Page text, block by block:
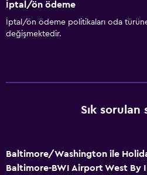
İptal/ön ödeme
İptal/ön ödeme politikaları oda
değişmektedir.
Sık sorulan
Baltimore/Washington ile
Baltimore-BWI Airport West By